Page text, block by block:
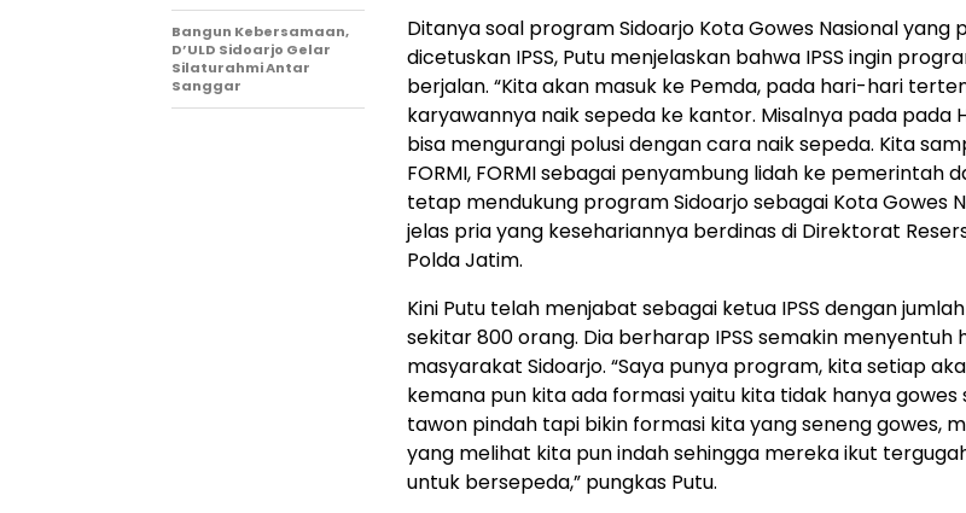
Ditanya soal program Sidoarjo Kota Gowes Nasional yang
dicetuskan IPSS, Putu menjelaskan bahwa IPSS ingin
berjalan. “Kita akan masuk ke Pemda, pada hari-hari
karyawannya naik sepeda ke kantor. Misalnya pada pada
bisa mengurangi polusi dengan cara naik sepeda. Kita
FORMI, FORMI sebagai penyambung lidah ke pemerintah
tetap mendukung program Sidoarjo sebagai Kota Gowes
jelas pria yang kesehariannya berdinas di Direktorat
Polda Jatim.
Kini Putu telah menjabat sebagai ketua IPSS dengan
sekitar 800 orang. Dia berharap IPSS semakin menyentuh
masyarakat Sidoarjo. “Saya punya program, kita setiap
kemana pun kita ada formasi yaitu kita tidak hanya gowes
tawon pindah tapi bikin formasi kita yang seneng gowes,
yang melihat kita pun indah sehingga mereka ikut
untuk bersepeda,” pungkas Putu.
Bangun Kebersamaan,
D’ULD Sidoarjo Gelar
Silaturahmi Antar
Sanggar